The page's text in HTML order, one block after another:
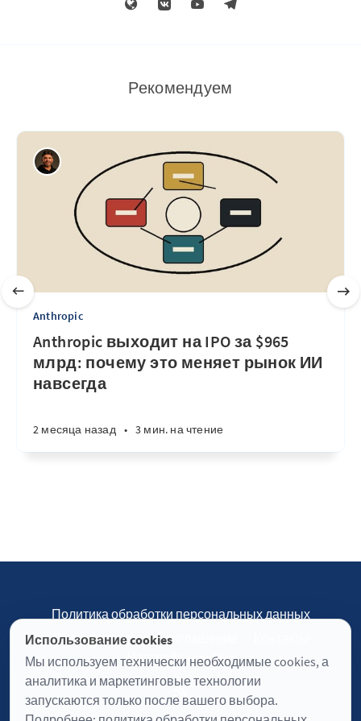
Рекомендуем
Anthropic
Anthropic выходит на IPO за $965
млрд: почему это меняет рынок ИИ
навсегда
2 месяца назад • 3 мин. на чтение
Использование cookies
Мы используем технически необходимые cookies, а
аналитика и маркетинговые технологии
запускаются только после вашего выбора.
Политика обработки персональных данных
Пользовательское соглашение
Настройки cookies